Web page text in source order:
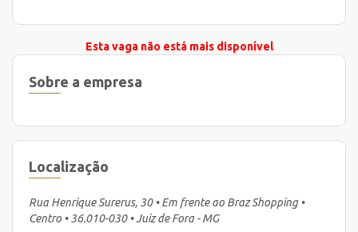
Esta vaga não está mais disponível
Sobre a empresa
Localização
Rua Henrique Surerus, 30 • Em frente ao Braz Shopping •
Centro • 36.010-030 • Juiz de Fora - MG